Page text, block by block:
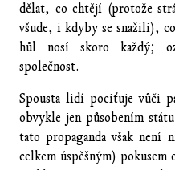
dělat, co chtějí (protože
všude, i kdyby se snažili),
hůl nosí skoro každý;
společnost.
Spousta lidí pociťuje vůči
obvykle jen působením
tato propaganda však není
celkem úspěšným)